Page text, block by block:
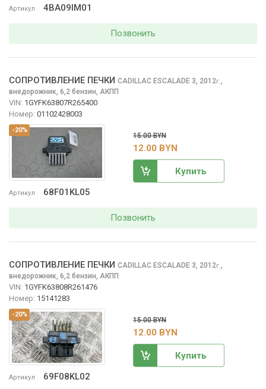
Артикул 4BA09IM01
Позвонить
-20%
Артикул 68F01KL05
СОПРОТИВЛЕНИЕ ПЕЧКИ CADILLAC ESCALADE 3, 2012г.,
внедорожник, 6,2 бензин, АКПП
VIN: 1GYFK63807R265400
Номер: 01102428003
15.00 BYN
12.00 BYN
Купить
Позвонить
-20%
Артикул 69F08KL02
СОПРОТИВЛЕНИЕ ПЕЧКИ CADILLAC ESCALADE 3, 2012г.,
внедорожник, 6,2 бензин, АКПП
VIN: 1GYFK63808R261476
Номер: 15141283
15.00 BYN
12.00 BYN
Купить